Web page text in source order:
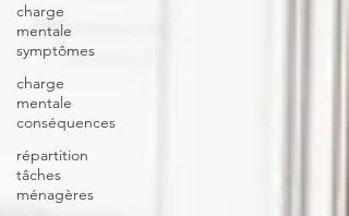
charge
mentale
symptômes
charge
mentale
conséquences
répartition
tâches
ménagères